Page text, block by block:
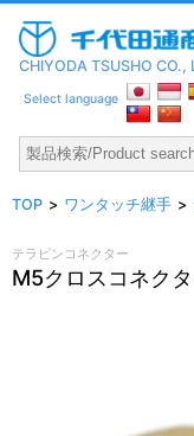
CHIYODA TSUSHO CO.,
Select language
TOP ワンタッチ継手
テラピンコネクター
M5クロスコネク